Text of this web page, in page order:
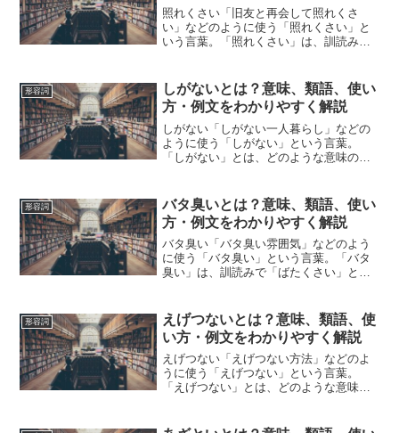
照れくさい「旧友と再会して照れくさ
い」などのように使う「照れくさい」と
いう言葉。「照れくさい」は、訓読みで
うか？この記事では「照れくさい」の意
味や使い方や類語について、...
形容詞
しがないとは？意味、類語、使い
方・例文をわかりやすく解説
しがない「しがない一人暮らし」などの
ように使う「しがない」という言葉。
「しがない」とは、どのような意味の言
説などの用例を紹介しながら、わかりや
すく解説していきます。しがな...
形容詞
バタ臭いとは？意味、類語、使い
方・例文をわかりやすく解説
バタ臭い「バタ臭い雰囲気」などのよう
に使う「バタ臭い」という言葉。「バタ
臭い」は、訓読みで「ばたくさい」と読
「バタ臭い」の意味や使い方や類語につ
いて、小説などの用例を紹介...
形容詞
えげつないとは？意味、類語、使
い方・例文をわかりやすく解説
えげつない「えげつない方法」などのよ
うに使う「えげつない」という言葉。
「えげつない」とは、どのような意味の
小説などの用例を紹介しながら、わかり